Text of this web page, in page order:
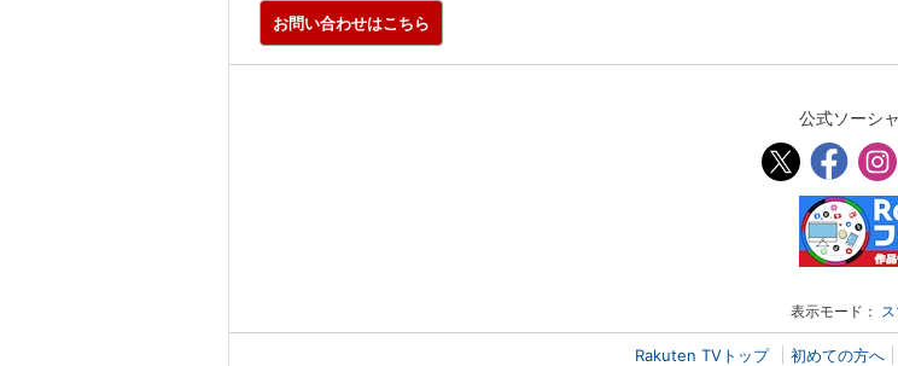
お問い合わせはこちら
公式ソーシ
表示モード：
Rakuten TVトップ 初めての方へ